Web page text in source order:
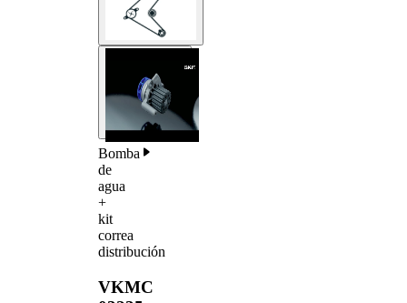
Bomba
de
agua
+
kit
correa
distribución
VKMC